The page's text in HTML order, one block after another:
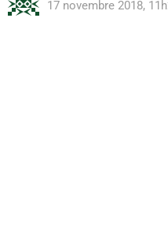
17 novembre 2018,